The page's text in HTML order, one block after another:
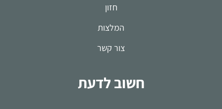
חזון
המלצות
צור קשר
חשוב לדעת